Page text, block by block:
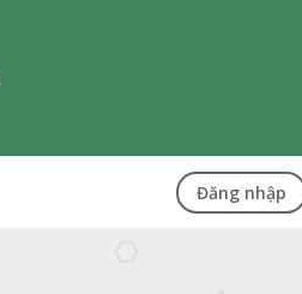
Đăng nhập